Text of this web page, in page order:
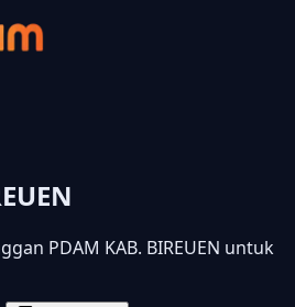
PDAM KAB. BIREUEN untuk